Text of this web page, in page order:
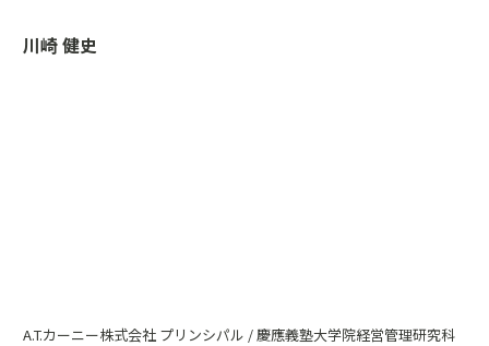
川崎 健史
A.T.カーニー株式会社 プリンシパル / 慶應義塾大学院経営管理研究科